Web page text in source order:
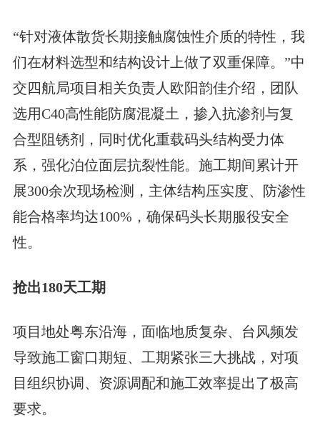
“针对液体散货长期接触腐蚀性介质的特性，我
们在材料选型和结构设计上做了双重保障。”中
交四航局项目相关负责人欧阳韵佳介绍，团队
选用C40高性能防腐混凝土，掺入抗渗剂与复
合型阻锈剂，同时优化重载码头结构受力体
系，强化泊位面层抗裂性能。施工期间累计开
展300余次现场检测，主体结构压实度、防渗性
能合格率均达100%，确保码头长期服役安全
性。
抢出180天工期
项目地处粤东沿海，面临地质复杂、台风频发
导致施工窗口期短、工期紧张三大挑战，对项
目组织协调、资源调配和施工效率提出了极高
要求。